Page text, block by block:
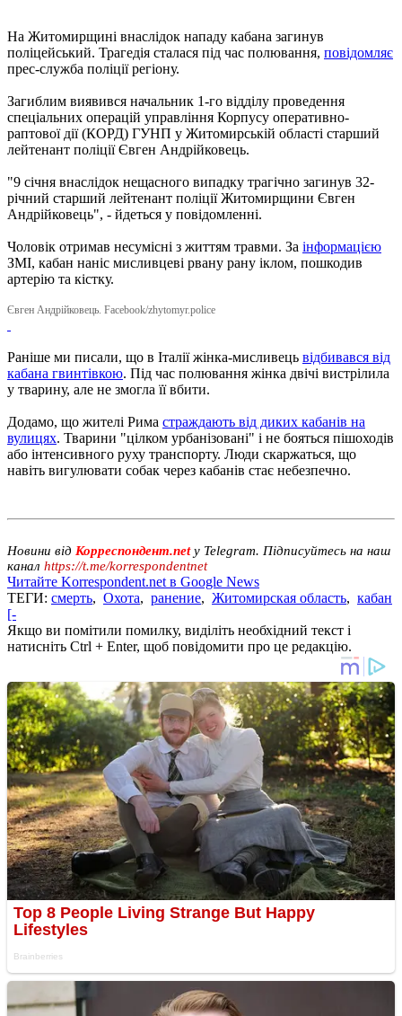
На Житомирщині внаслідок нападу кабана загинув
поліцейський. Трагедія сталася під час полювання, повідомляє
прес-служба поліції регіону.
Загиблим виявився начальник 1-го відділу проведення
спеціальних операцій управління Корпусу оперативно-
раптової дії (КОРД) ГУНП у Житомирській області старший
лейтенант поліції Євген Андрійковець.
"9 січня внаслідок нещасного випадку трагічно загинув 32-
річний старший лейтенант поліції Житомирщини Євген
Андрійковець", - йдеться у повідомленні.
Чоловік отримав несумісні з життям травми. За інформацією
ЗМІ, кабан наніс мисливцеві рвану рану іклом, пошкодив
артерію та кістку.
Євген Андрійковець. Facebook/zhytomyr.police
Раніше ми писали, що в Італії жінка-мисливець відбивався від
кабана гвинтівкою. Під час полювання жінка двічі вистрілила
у тварину, але не змогла її вбити.
Додамо, що жителі Рима страждають від диких кабанів на
вулицях. Тварини "цілком урбанізовані" і не бояться пішоходів
або інтенсивного руху транспорту. Люди скаржаться, що
навіть вигулювати собак через кабанів стає небезпечно.
Новини від Корреспондент.netу Telegram. Підписуйтесь на наш
канал https://t.me/korrespondentnet
Читайте Korrespondent.net в Google News
ТЕГИ: смерть, Охота, ранение, Житомирская область, кабан
[-
Якщо ви помітили помилку, виділіть необхідний текст і
натисніть Ctrl + Enter, щоб повідомити про це редакцію.